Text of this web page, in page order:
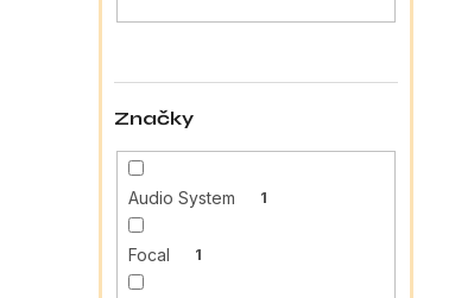
Značky
Audio System 1
Focal 1